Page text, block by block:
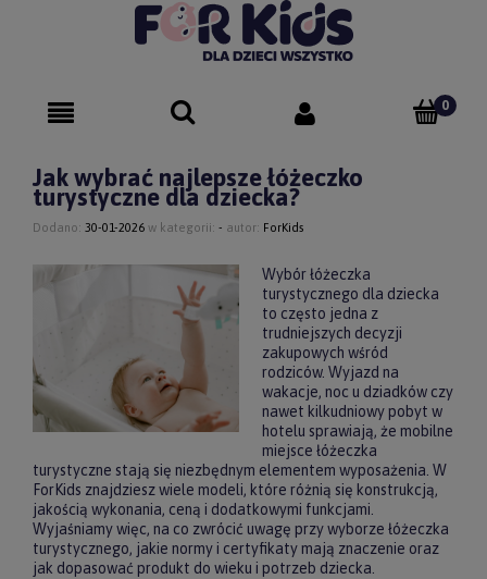
Jak wybrać najlepsze łóżeczko
turystyczne dla dziecka?
Dodano: 30-01-2026 w kategorii: - autor: ForKids
Wybór łóżeczka
turystycznego dla dziecka
to często jedna z
trudniejszych decyzji
zakupowych wśród
rodziców. Wyjazd na
wakacje, noc u dziadków czy
nawet kilkudniowy pobyt w
hotelu sprawiają, że mobilne
miejsce łóżeczka
turystyczne stają się niezbędnym elementem wyposażenia. W
ForKids znajdziesz wiele modeli, które różnią się konstrukcją,
jakością wykonania, ceną i dodatkowymi funkcjami.
Wyjaśniamy więc, na co zwrócić uwagę przy wyborze łóżeczka
turystycznego, jakie normy i certyfikaty mają znaczenie oraz
jak dopasować produkt do wieku i potrzeb dziecka.